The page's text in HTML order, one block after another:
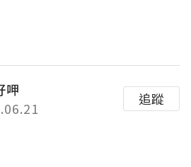
呷
追蹤